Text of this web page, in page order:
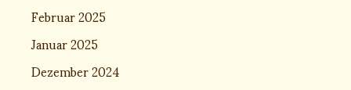
Februar 2025
Januar 2025
Dezember 2024